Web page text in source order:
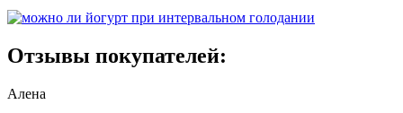
Отзывы покупателей:
Алена